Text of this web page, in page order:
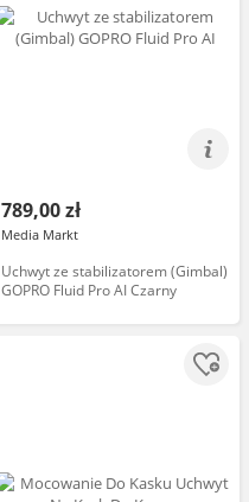
789,00 zł
Media Markt
Uchwyt ze stabilizatorem (Gimbal)
GOPRO Fluid Pro AI Czarny